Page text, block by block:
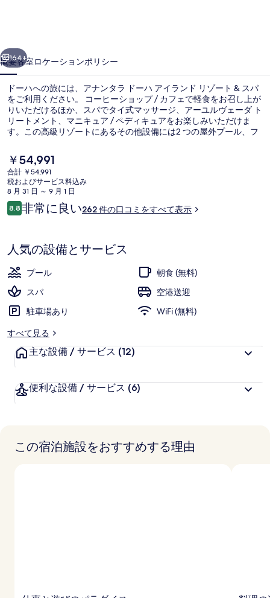
ハ
ア
イ
ラ
ン
ド
リ
ゾ
ー
&
ス
パ
の
写
次へ
164+
概要客室ロケーションポリシー
ドーハへの旅には、アナンタラ ドーハ アイランド リゾート & スパ
をご利用ください。 コーヒーショップ / カフェで軽食をお召し上が
りいただけるほか、スパでタイ式マッサージ、アーユルヴェーダ ト
リートメント、マニキュア / ペディキュアをお楽しみいただけま
す。この高級リゾートにあるその他設備には2 つの屋外プール、フ
親切なスタッフを高く評価しています。
現
在
の
料
金
は
す
￥54,991
合計 ￥54,991
税およびサービス料込み
8 月 31 日 ～ 9 月 1 日
口
コ
8.810段階中8.8
非常に良い262 件の口コミをすべて表示
人気の設備とサービス
プール
朝食 (無料)
スパ
空港送迎
駐車場あり
WiFi (無料)
すべて見る
主な設備 / サービス (12)
便利な設備 / サービス (6)
この宿泊施設をおすすめする理由